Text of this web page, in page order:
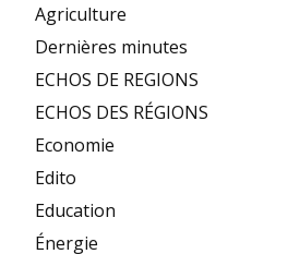
Agriculture
Dernières minutes
ECHOS DE REGIONS
ECHOS DES RÉGIONS
Economie
Edito
Education
Énergie